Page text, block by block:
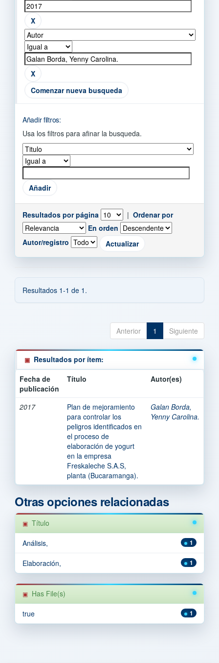
Comenzar nueva busqueda
Añadir filtros:
Usa los filtros para afinar la busqueda.
Resultados por página | Ordenar por
En orden
Autor/registro
Resultados 1-1 de 1.
Anterior 1 Siguiente
Resultados por ítem:
Fecha de
publicación
Título Autor(es)
2017
Plan de mejoramiento
para controlar los
peligros identificados en
el proceso de
elaboración de yogurt
en la empresa
Freskaleche S.A.S,
planta (Bucaramanga).
Galan Borda,
Yenny Carolina.
Otras opciones relacionadas
Título
1
Análisis,
1
Elaboración,
Has File(s)
1
true